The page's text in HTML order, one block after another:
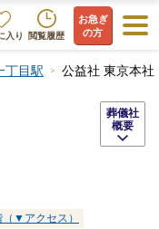
入り 閲覧履歴
お急ぎ
の方
丁目駅 公益社 東京本社
▼アクセス）
葬儀社
概要